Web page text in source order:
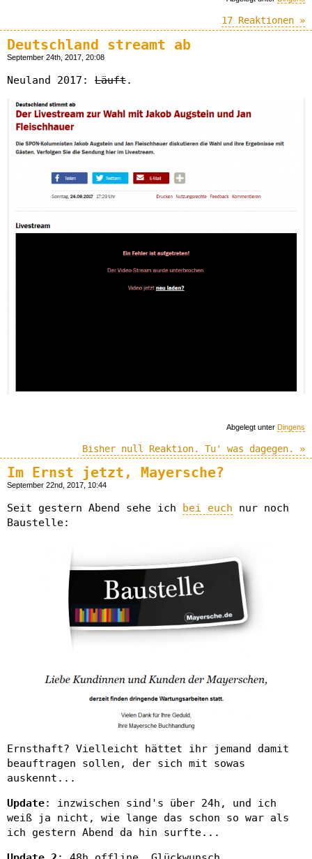
17 Reaktionen »
Deutschland streamt ab
September 24th, 2017, 20:08
Neuland 2017: Läuft.
Abgelegt unter Dingens
Bisher null Reaktion. Tu' was dagegen. »
Im Ernst jetzt, Mayersche?
September 22nd, 2017, 10:44
Seit gestern Abend sehe ich bei euch nur noch
Baustelle:
Ernsthaft? Vielleicht hättet ihr jemand damit
beauftragen sollen, der sich mit sowas
auskennt...
Update: inzwischen sind's über 24h, und ich
weiß ja nicht, wie lange das schon so war als
ich gestern Abend da hin surfte...